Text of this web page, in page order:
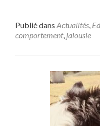
Publié dans Actualités,
comportement, jalousie